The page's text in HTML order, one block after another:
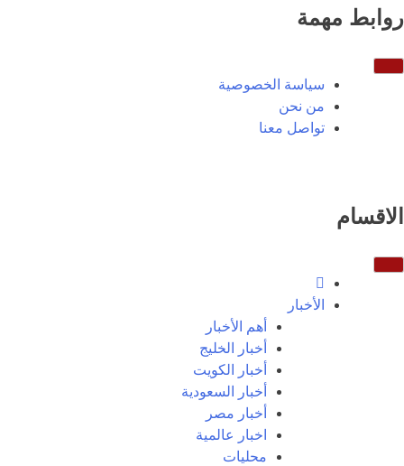
روابط مهمة
سياسة الخصوصية
من نحن
تواصل معنا
الاقسام
الأخبار
أهم الأخبار
أخبار الخليج
أخبار الكويت
أخبار السعودية
أخبار مصر
اخبار عالمية
محليات